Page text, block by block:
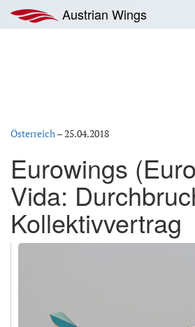
Inhalt
springen
Austrian Wings
Österreich–25.04.2018
Eurowings
Vida:
Kollektivvertrag